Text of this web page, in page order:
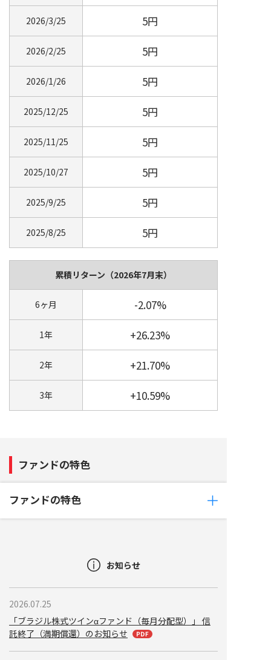
2026/3/25 5円
2026/2/25 5円
2026/1/26 5円
2025/12/25 5円
2025/11/25 5円
2025/10/27 5円
2025/9/25 5円
2025/8/25 5円
累積リターン （2026年7月末）
6ヶ月 -2.07%
1年 +26.23%
2年 +21.70%
3年 +10.59%
ファンドの特色
ファンドの特色
お知らせ
2026.07.25
「ブラジル株式ツインαファンド（毎月分配型）」 信
託終了（満期償還）のお知らせ